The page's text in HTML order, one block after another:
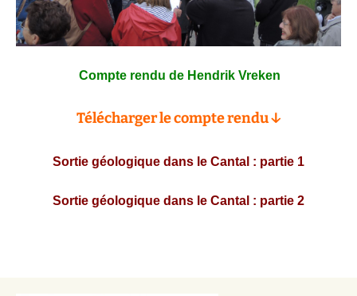
Compte rendu de Hendrik Vreken
Télécharger le compte rendu ↓
Sortie géologique dans le Cantal : partie 1
Sortie géologique dans le Cantal : partie 2